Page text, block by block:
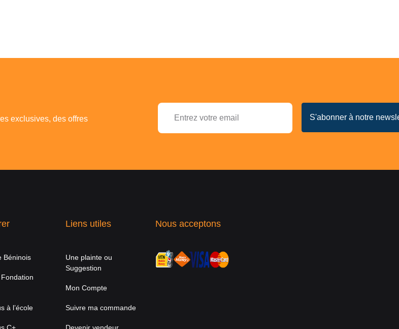
exclusives, des offres
Béninois
à l’école
Liens utiles
Une plainte ou
Suggestion
Mon Compte
Suivre ma commande
Nous acceptons